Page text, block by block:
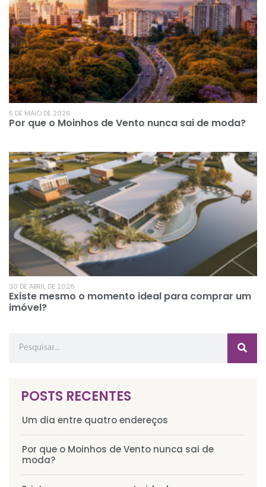
POSTS RECENTES
Um dia entre quatro endereços
Por que o Moinhos de Vento nunca sai de
moda?
5 DE MAIO DE 2026
Por que o Moinhos de Vento nunca sai de moda?
30 DE ABRIL DE 2026
Existe mesmo o momento ideal para comprar um
imóvel?